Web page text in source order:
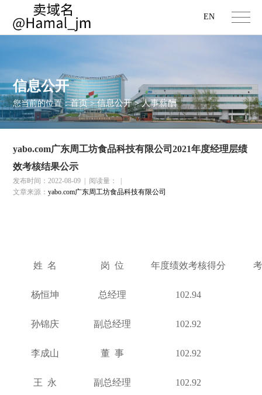
EN
信息公开
您当前的位置：首页>信息公开>人事薪酬
yabo.com广东周工坊食品科技有限公司2021年度经理层绩
效考核结果公示
发布时间：2022-08-09 阅读量：
文章来源：yabo.com广东周工坊食品科技有限公司
姓 名 岗 位 年度绩效考核得分
杨恒坤 总经理 102.94
孙锦庆 副总经理 102.92
李成山 董 事 102.92
王 永 副总经理 102.92